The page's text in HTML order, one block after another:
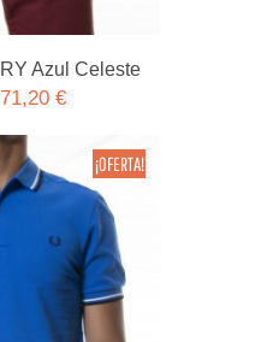
Azul Celeste
71,20 €
¡OFERTA!